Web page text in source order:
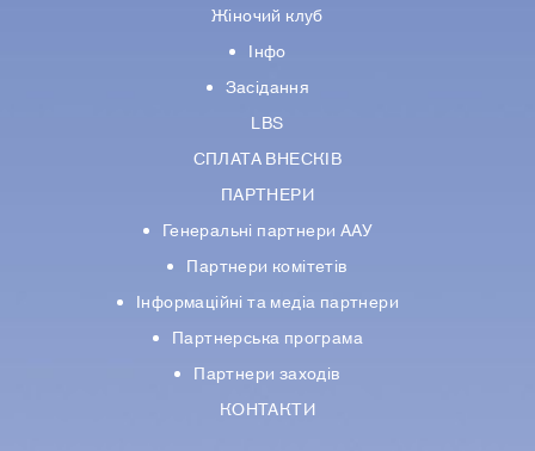
Жіночий клуб
Інфо
Засідання
LBS
СПЛАТА ВНЕСКІВ
ПАРТНЕРИ
Генеральні партнери ААУ
Партнери комiтетiв
Iнформацiйнi та медіа партнери
Партнерська програма
Партнери заходів
КОНТАКТИ